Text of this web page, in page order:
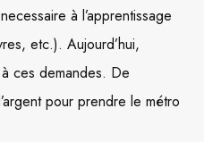
à l’apprentissage
etc.). Aujourd’hui,
ces demandes. De
pour prendre le métro